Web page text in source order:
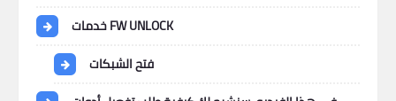
خدمات FW UNLOCK
فتح الشبكات